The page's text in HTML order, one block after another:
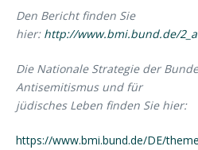
Den Bericht finden Sie
hier: http://www.bmi.bund.de/
Die Nationale Strategie der
Antisemitismus und für
jüdisches Leben finden Sie hier:
https://www.bmi.bund.de/DE/